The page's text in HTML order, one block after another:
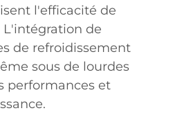
l'efficacité de
L'intégration de
de refroidissement
sous de lourdes
performances et